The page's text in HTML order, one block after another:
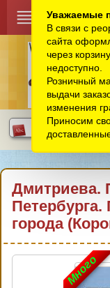
Дмитриева.
города
Много
Уважаемые
В связи с
сайта
через
недоступно.
Розничный
выдачи
изменения
Приносим